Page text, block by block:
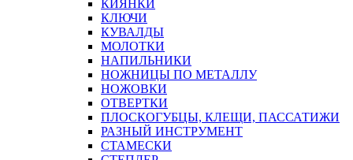
КИЯНКИ
КЛЮЧИ
КУВАЛДЫ
МОЛОТКИ
НАПИЛЬНИКИ
НОЖНИЦЫ ПО МЕТАЛЛУ
НОЖОВКИ
ОТВЕРТКИ
ПЛОСКОГУБЦЫ, КЛЕЩИ, ПАССАТИЖИ
РАЗНЫЙ ИНСТРУМЕНТ
СТАМЕСКИ